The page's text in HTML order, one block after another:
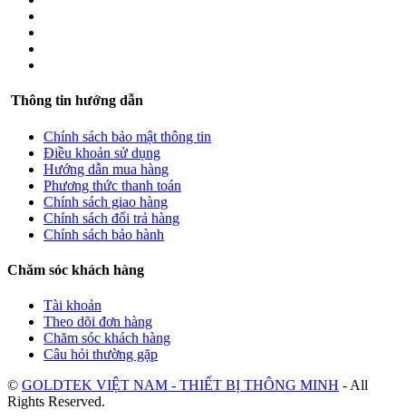
Thông tin hướng dẫn
Chính sách bảo mật thông tin
Điều khoản sử dụng
Hướng dẫn mua hàng
Phương thức thanh toán
Chính sách giao hàng
Chính sách đổi trả hàng
Chính sách bảo hành
Chăm sóc khách hàng
Tài khoản
Theo dõi đơn hàng
Chăm sóc khách hàng
Câu hỏi thường gặp
© GOLDTEK VIỆT NAM - THIẾT BỊ THÔNG MINH - All
Rights Reserved.